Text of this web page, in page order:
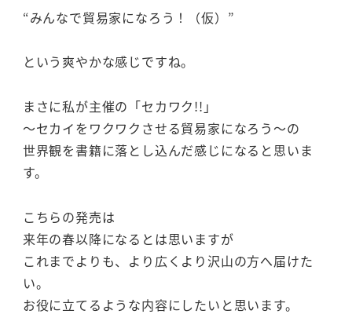
“みんなで貿易家になろう！（仮）”
という爽やかな感じですね。
まさに私が主催の「セカワク!!」
～セカイをワクワクさせる貿易家になろう～の
世界観を書籍に落とし込んだ感じになると思いま
す。
こちらの発売は
来年の春以降になるとは思いますが
これまでよりも、より広くより沢山の方へ届けた
い。
お役に立てるような内容にしたいと思います。